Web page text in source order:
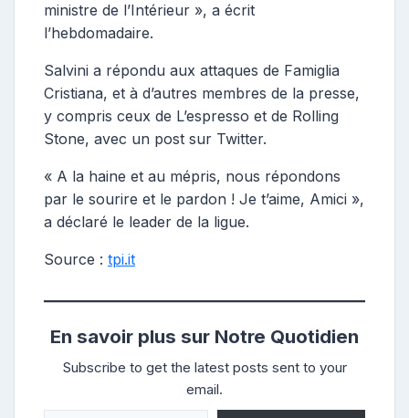
ministre de l’Intérieur », a écrit
l’hebdomadaire.
Salvini a répondu aux attaques de Famiglia
Cristiana, et à d’autres membres de la presse,
y compris ceux de L’espresso et de Rolling
Stone, avec un post sur Twitter.
« A la haine et au mépris, nous répondons
par le sourire et le pardon ! Je t’aime, Amici »,
a déclaré le leader de la ligue.
Source : tpi.it
En savoir plus sur Notre Quotidien
Subscribe to get the latest posts sent to your
email.
Saisissez votre adresse e-mail…